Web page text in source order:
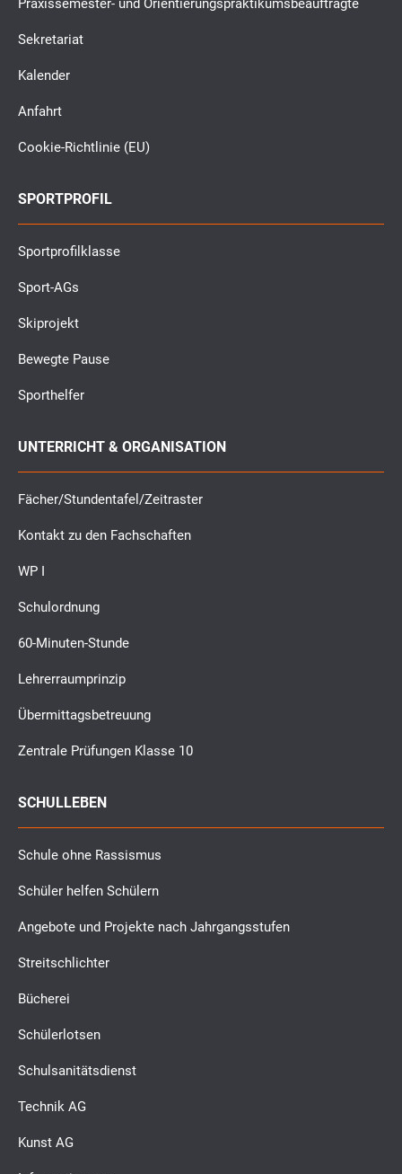
Praxissemester- und Orientierungspraktikumsbeauftragte
Sekretariat
Kalender
Anfahrt
Cookie-Richtlinie (EU)
SPORTPROFIL
Sportprofilklasse
Sport-AGs
Skiprojekt
Bewegte Pause
Sporthelfer
UNTERRICHT & ORGANISATION
Fächer/Stundentafel/Zeitraster
Kontakt zu den Fachschaften
WP I
Schulordnung
60-Minuten-Stunde
Lehrerraumprinzip
Übermittagsbetreuung
Zentrale Prüfungen Klasse 10
SCHULLEBEN
Schule ohne Rassismus
Schüler helfen Schülern
Angebote und Projekte nach Jahrgangsstufen
Streitschlichter
Bücherei
Schülerlotsen
Schulsanitätsdienst
Technik AG
Kunst AG